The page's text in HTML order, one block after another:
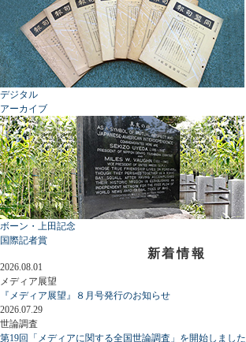
デジタル
アーカイブ
ボーン・上田記念
国際記者賞
新着情報
2026.08.01
メディア展望
『メディア展望』８月号発行のお知らせ
2026.07.29
世論調査
第19回「メディアに関する全国世論調査」を開始しました